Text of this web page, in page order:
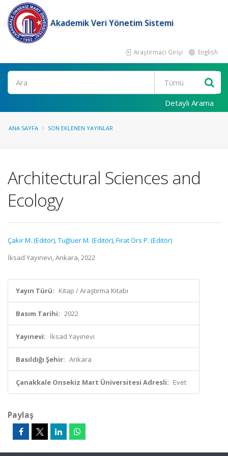
Akademik Veri Yönetim Sistemi
Araştırmacı Girişi English
Ara
Detaylı Arama
ANA SAYFA SON EKLENEN YAYINLAR
Architectural Sciences and
Ecology
Çakır M. (Editör),Tuğluer M. (Editör),Fırat Örs P. (Editör)
İksad Yayınevi, Ankara, 2022
Yayın Türü: Kitap / Araştırma Kitabı
Basım Tarihi: 2022
Yayınevi: İksad Yayınevi
Basıldığı Şehir: Ankara
Çanakkale Onsekiz Mart Üniversitesi Adresli: Evet
Paylaş